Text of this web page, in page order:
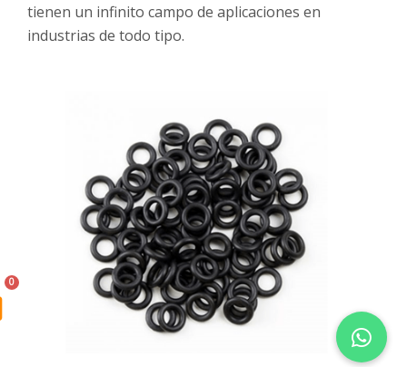
tienen un infinito campo de aplicaciones en
industrias de todo tipo.